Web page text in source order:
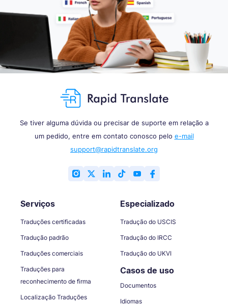
Se tiver alguma dúvida ou precisar de suporte em relação a
um pedido, entre em contato conosco pelo e-mail
support@rapidtranslate.org
Serviços
Traduções certificadas
Tradução padrão
Traduções comerciais
Traduções para
reconhecimento de firma
Localização Traduções
Especializado
Tradução do USCIS
Tradução do IRCC
Tradução do UKVI
Casos de uso
Documentos
Idiomas